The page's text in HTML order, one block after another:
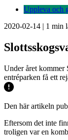
Uppleva och
2020-02-14 | 1 min
Under året kommer
entréparken få ett
Den här artikeln
Eftersom det inte
troligen var en